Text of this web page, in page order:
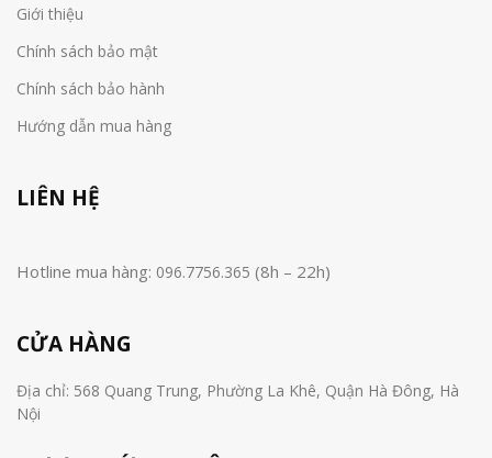
Giới thiệu
Chính sách bảo mật
Chính sách bảo hành
Hướng dẫn mua hàng
LIÊN HỆ
Hotline mua hàng: 096.7756.365 (8h – 22h)
CỬA HÀNG
Địa chỉ: 568 Quang Trung, Phường La Khê, Quận Hà Đông, Hà
Nội